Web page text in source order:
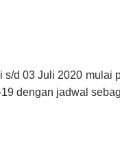
s/d 03 Juli 2020 mulai
dengan jadwal